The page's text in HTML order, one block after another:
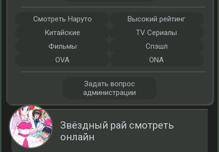
Звёздный рай смотреть
онлайн
Смотреть Наруто
Высокий рейтинг
Китайские
TV Сериалы
Фильмы
Спэшл
OVA
ONA
Задать вопрос
администрации